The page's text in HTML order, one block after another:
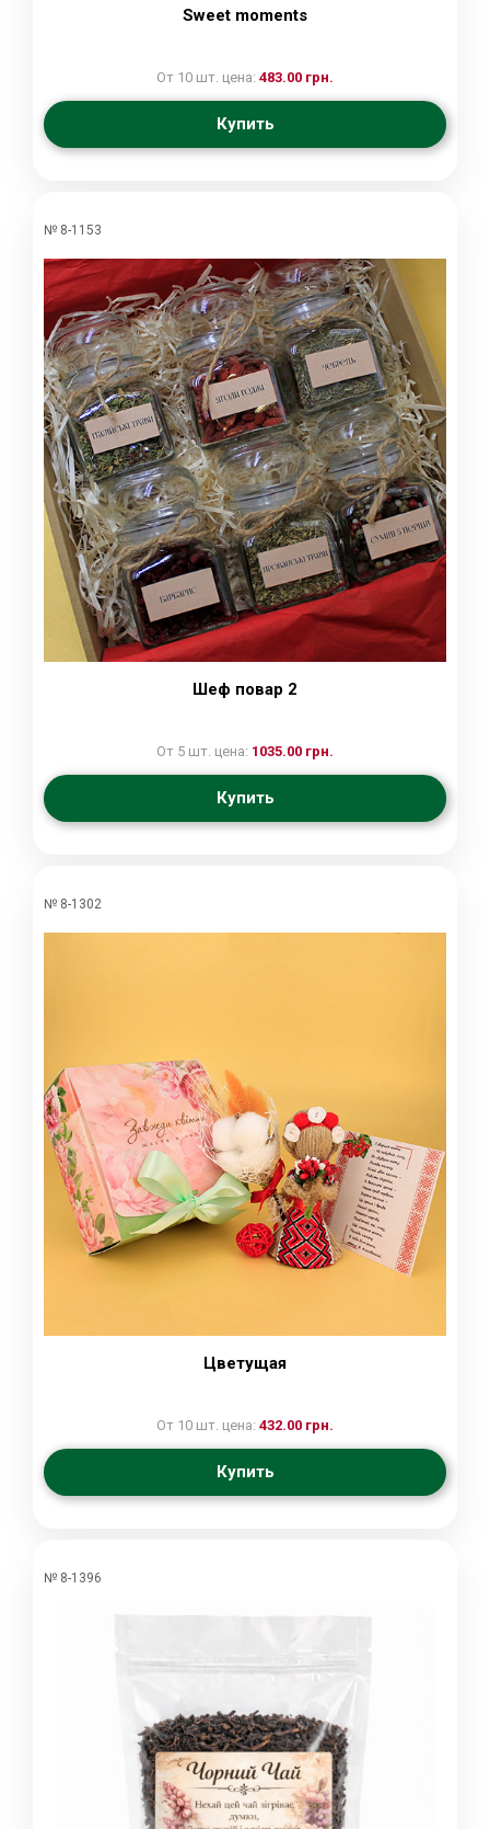
Sweet moments
От 10 шт. цена: 483.00 грн.
Купить
№ 8-1153
Шеф повар 2
От 5 шт. цена: 1035.00 грн.
Купить
№ 8-1302
Цветущая
От 10 шт. цена: 432.00 грн.
Купить
№ 8-1396